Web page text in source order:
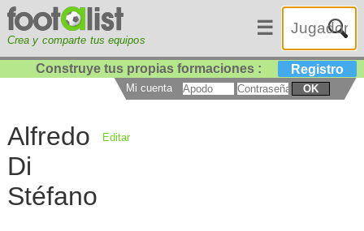
Crea y comparte tus equipos
☰
Construye tus propias formaciones : Registro
Mi cuenta OK
Alfredo
Di
Stéfano
Editar